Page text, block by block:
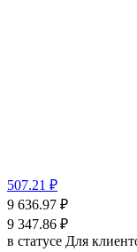
507.21 ₽
9 636.97 ₽
9 347.86 ₽
в статусе Для